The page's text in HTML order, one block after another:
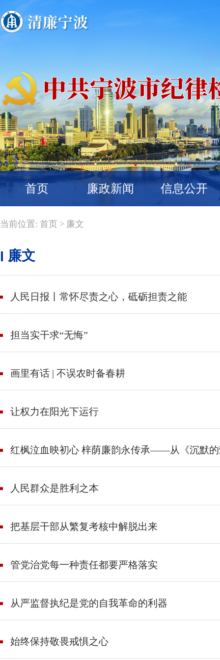
首页 廉政新闻 信息公开
当前位置: 首页 > 廉文
廉文
人民日报丨常怀尽责之心，砥砺担责之能
担当实干求“无悔”
画里有话 | 不误农时备春耕
让权力在阳光下运行
红枫泣血映初心 梓荫廉韵永传承——从《沉默
人民群众是胜利之本
把基层干部从繁复考核中解脱出来
管党治党每一种责任都要严格落实
从严监督执纪是党的自我革命的利器
始终保持敬畏戒惧之心